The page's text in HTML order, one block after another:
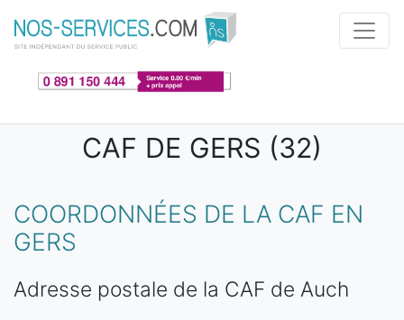
Aller au contenu principal
CAF DE GERS (32)
COORDONNÉES DE LA CAF EN
GERS
Adresse postale de la CAF de Auch